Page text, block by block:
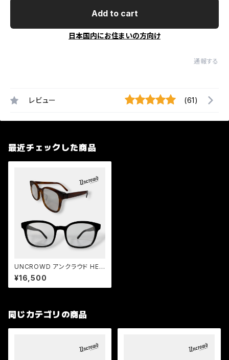
Add to cart
日本国内にお住まいの方向け
通報する
レビュー (61)
最近チェックした商品
UNCROWD アンクラウド HEL
LA-Ⅱ Photochromic 2026
調光レンズ サングラス
¥16,500
同じカテゴリの商品